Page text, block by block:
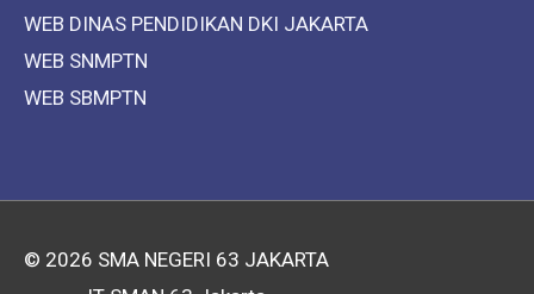
WEB DINAS PENDIDIKAN DKI JAKARTA
WEB SNMPTN
WEB SBMPTN
© 2026 SMA NEGERI 63 JAKARTA